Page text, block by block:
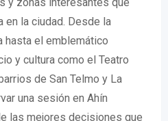
en la ciudad. Desde la
hasta el emblemático
y cultura como el Teatro
de San Telmo y La
una sesión en Ahín
las mejores decisiones que